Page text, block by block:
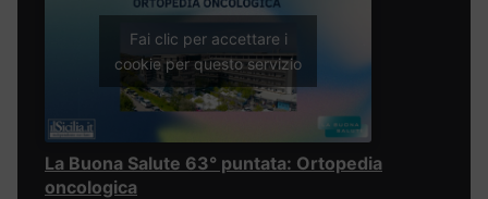
Fai clic per accettare i
cookie per questo servizio
La Buona Salute 63° puntata: Ortopedia
oncologica